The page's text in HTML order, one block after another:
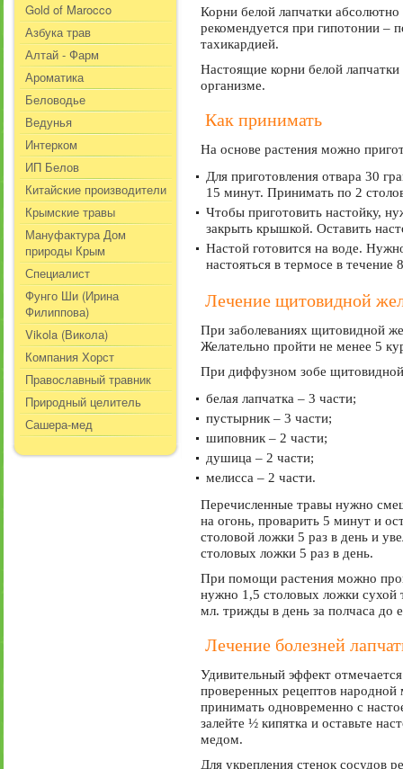
Gold of Marocco
Азбука трав
Алтай - Фарм
Ароматика
Беловодье
Ведунья
Интерком
ИП Белов
Китайские производители
Крымские травы
Мануфактура Дом
природы Крым
Специалист
Фунго Ши (Ирина
Филиппова)
Vikola (Викола)
Компания Хорст
Православный травник
Природный целитель
Сашера-мед
Корни белой лапчатки
рекомендуется при гипотонии –
тахикардией.
Настоящие корни белой
организме.
Как принимать
На основе растения можно
Для приготовления отвара 30
15 минут. Принимать по 2
Чтобы приготовить настойку,
закрыть крышкой. Оставить
Настой готовится на воде.
настояться в термосе в
Лечение щитовидной
При заболеваниях щитовидной
Желательно пройти не менее 5
При диффузном зобе щитовидной
белая лапчатка – 3 части;
пустырник – 3 части;
шиповник – 2 части;
душица – 2 части;
мелисса – 2 части.
Перечисленные травы нужно
на огонь, проварить 5 минут и
столовой ложки 5 раз в день и
столовых ложки 5 раз в день.
При помощи растения можно
нужно 1,5 столовых ложки сухой
мл. трижды в день за полчаса до
Лечение болезней
Удивительный эффект
проверенных рецептов народной
принимать одновременно с
залейте ½ кипятка и оставьте
медом.
Для укрепления стенок сосудов